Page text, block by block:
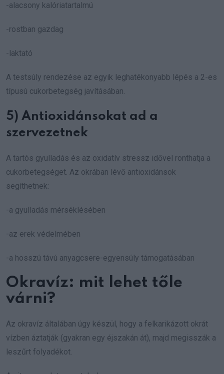
-alacsony kalóriatartalmú
-rostban gazdag
-laktató
A testsúly rendezése az egyik leghatékonyabb lépés a 2-es
típusú cukorbetegség javításában.
5) Antioxidánsokat ad a
szervezetnek
A tartós gyulladás és az oxidatív stressz idővel ronthatja a
cukorbetegséget. Az okrában lévő antioxidánsok
segíthetnek:
-a gyulladás mérséklésében
-az erek védelmében
-a hosszú távú anyagcsere-egyensúly támogatásában
Okravíz: mit lehet tőle
várni?
Az okravíz általában úgy készül, hogy a felkarikázott okrát
vízben áztatják (gyakran egy éjszakán át), majd megisszák a
leszűrt folyadékot.